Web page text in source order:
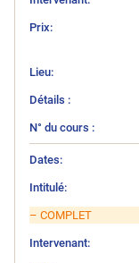
– COMPLET